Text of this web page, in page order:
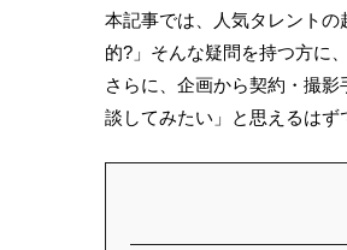
本記事では、人気タレント
的?」そんな疑問を持つ方に
さらに、企画から契約・撮
談してみたい」と思えるはず